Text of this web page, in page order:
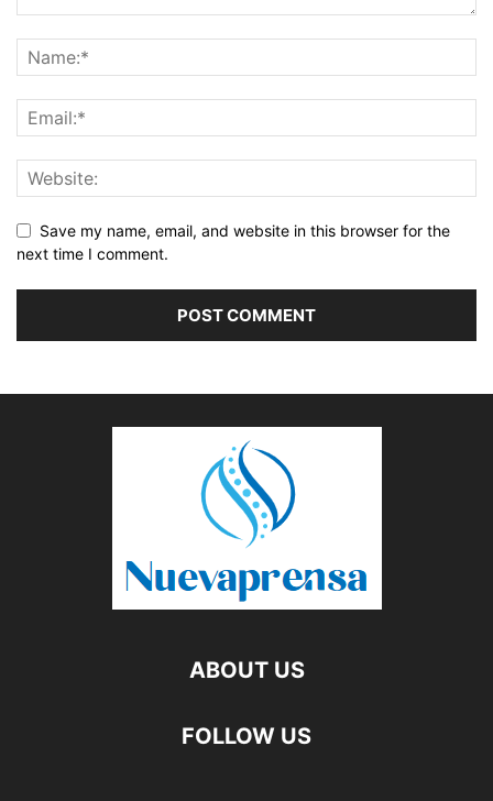
Save my name, email, and website in this browser for the
next time I comment.
ABOUT US
FOLLOW US